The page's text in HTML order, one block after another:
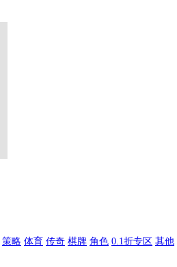
策略 体育 传奇 棋牌 角色 0.1折专区 其他